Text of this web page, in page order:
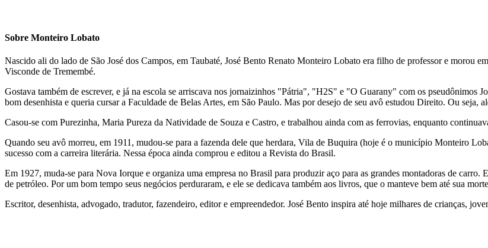
Sobre Monteiro Lobato
Nascido ali do lado de São José dos Campos, em Taubaté, José Bento Renato Monteiro Lobato era filho de professor e morou
Visconde de Tremembé.
Gostava também de escrever, e já na escola se arriscava nos jornaizinhos "Pátria", "H2S" e "O Guarany" com os pseudônimos
bom desenhista e queria cursar a Faculdade de Belas Artes, em São Paulo. Mas por desejo de seu avô estudou Direito. Ou seja,
Casou-se com Purezinha, Maria Pureza da Natividade de Souza e Castro, e trabalhou ainda com as ferrovias, enquanto
Quando seu avô morreu, em 1911, mudou-se para a fazenda dele que herdara, Vila de Buquira (hoje é o município Monteiro
sucesso com a carreira literária. Nessa época ainda comprou e editou a Revista do Brasil.
Em 1927, muda-se para Nova Iorque e organiza uma empresa no Brasil para produzir aço para as grandes montadoras de
de petróleo. Por um bom tempo seus negócios perduraram, e ele se dedicava também aos livros, que o manteve bem até sua
Escritor, desenhista, advogado, tradutor, fazendeiro, editor e empreendedor. José Bento inspira até hoje milhares de crianças,